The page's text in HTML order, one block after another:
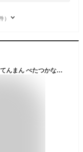
）
ハンドクリーム 80g ギフト プレゼント 誕生日 てんまん べたつかない ハンドクリームギフト ハンドクリームプレゼント 保湿クリーム 全身 全身保湿 スキン ヒアルロン酸 日本食 エイジングケア ハンドケア 高保湿 無香料 手 乾燥 保湿 手荒れ 敏感肌 乾燥肌 送料無料